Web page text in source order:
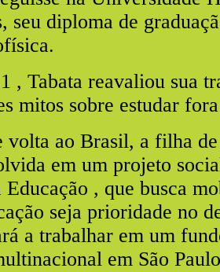
seu diploma de
, Tabata reavaliou sua
mitos sobre estudar
volta ao Brasil, a filha
em um projeto
, que busca
seja prioridade no
a trabalhar em um
em São